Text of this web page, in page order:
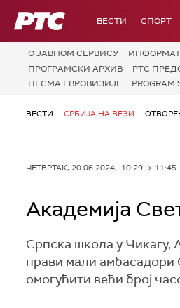
РТС ВЕСТИ СПОРТ
О JАВНОМ СЕРВИСУ
ПРОГРАМСКИ АРХИВ
РТС
ПЕСМА ЕВРОВИЗИЈЕ
PROGRAM
ВЕСТИ СРБИЈА НА ВЕЗИ
ЧЕТВРТАК, 20.06.2024, 10:29 -> 11:45
Академија
Српска школа у Чикагу,
прави мали амбасадори
омогућити већи број